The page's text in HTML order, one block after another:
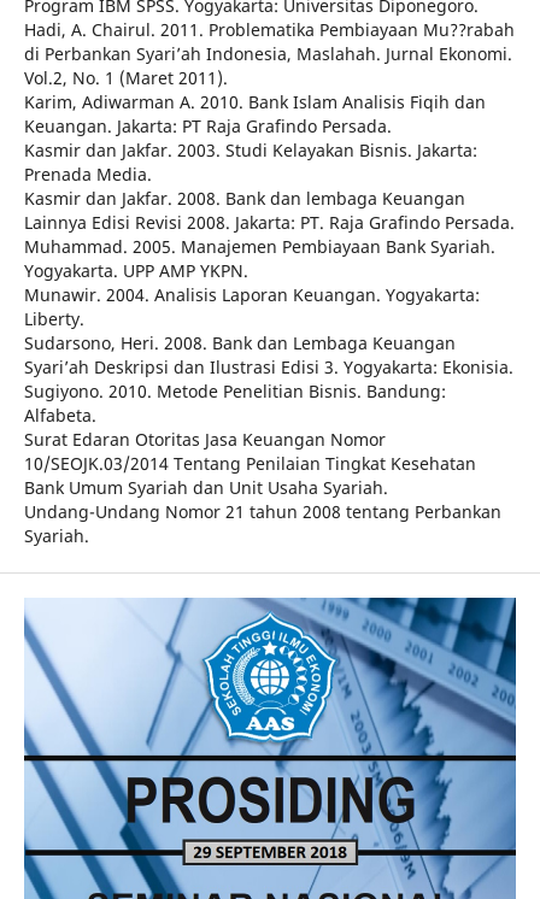
Program IBM SPSS. Yogyakarta: Universitas Diponegoro.
Hadi, A. Chairul. 2011. Problematika Pembiayaan Mu??rabah
di Perbankan Syari’ah Indonesia, Maslahah. Jurnal Ekonomi.
Vol.2, No. 1 (Maret 2011).
Karim, Adiwarman A. 2010. Bank Islam Analisis Fiqih dan
Keuangan. Jakarta: PT Raja Grafindo Persada.
Kasmir dan Jakfar. 2003. Studi Kelayakan Bisnis. Jakarta:
Prenada Media.
Kasmir dan Jakfar. 2008. Bank dan lembaga Keuangan
Lainnya Edisi Revisi 2008. Jakarta: PT. Raja Grafindo Persada.
Muhammad. 2005. Manajemen Pembiayaan Bank Syariah.
Yogyakarta. UPP AMP YKPN.
Munawir. 2004. Analisis Laporan Keuangan. Yogyakarta:
Liberty.
Sudarsono, Heri. 2008. Bank dan Lembaga Keuangan
Syari’ah Deskripsi dan Ilustrasi Edisi 3. Yogyakarta: Ekonisia.
Sugiyono. 2010. Metode Penelitian Bisnis. Bandung:
Alfabeta.
Surat Edaran Otoritas Jasa Keuangan Nomor
10/SEOJK.03/2014 Tentang Penilaian Tingkat Kesehatan
Bank Umum Syariah dan Unit Usaha Syariah.
Undang-Undang Nomor 21 tahun 2008 tentang Perbankan
Syariah.